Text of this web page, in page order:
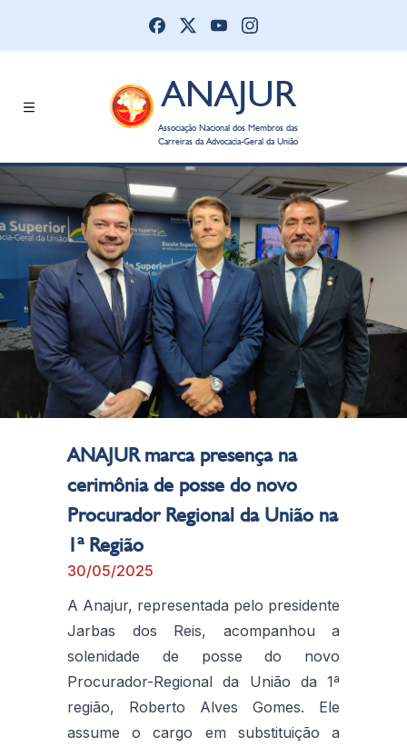
ANAJUR
Associação Nacional dos Membros das
Carreiras da Advocacia-Geral da União
ANAJUR marca presença na
cerimônia de posse do novo
Procurador Regional da União na
1ª Região
30/05/2025
A Anajur, representada pelo presidente
Jarbas dos Reis, acompanhou a
solenidade de posse do novo
Procurador-Regional da União da 1ª
região, Roberto Alves Gomes. Ele
assume o cargo em substituição a